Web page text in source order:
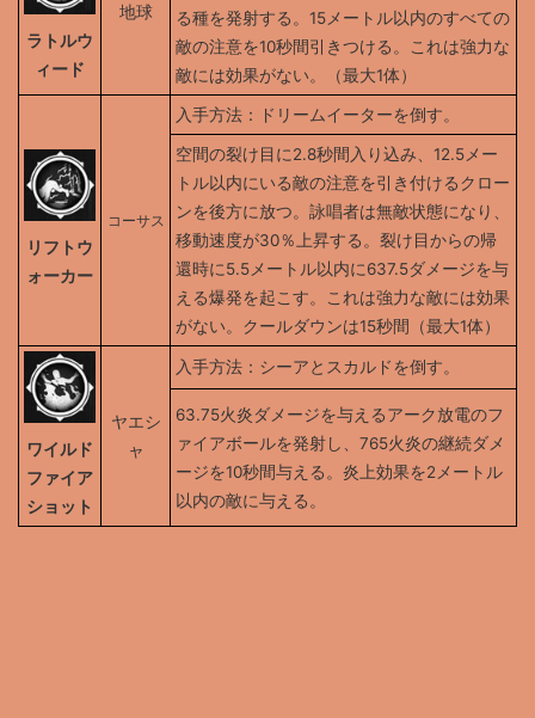
ラトルウ
ィード
地球
る種を発射する。15メートル以内のすべての
敵の注意を10秒間引きつける。これは強力な
敵には効果がない。（最大1体）
リフトウ
ォーカー
コーサス
入手方法：ドリームイーターを倒す。
空間の裂け目に2.8秒間入り込み、12.5メー
トル以内にいる敵の注意を引き付けるクロー
ンを後方に放つ。詠唱者は無敵状態になり、
移動速度が30％上昇する。裂け目からの帰
還時に5.5メートル以内に637.5ダメージを与
える爆発を起こす。これは強力な敵には効果
がない。クールダウンは15秒間（最大1体）
ワイルド
ファイア
ショット
ヤエシ
ャ
入手方法：シーアとスカルドを倒す。
63.75火炎ダメージを与えるアーク放電のフ
ァイアボールを発射し、765火炎の継続ダメ
ージを10秒間与える。炎上効果を2メートル
以内の敵に与える。